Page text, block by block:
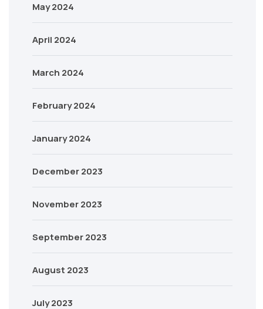
May 2024
April 2024
March 2024
February 2024
January 2024
December 2023
November 2023
September 2023
August 2023
July 2023